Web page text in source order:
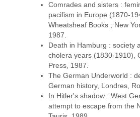
Comrades and sisters :
pacifism in Europe (1870-
Wheatsheaf Books ; New
1987.
Death in Hamburg : society
cholera years (1830-1910),
Press, 1987.
The German Underworld :
German history, Londres,
In Hitler's shadow : West
attempt to escape from the